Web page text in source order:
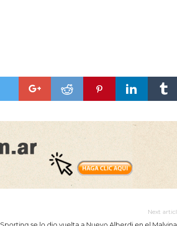
Next
Sporting se lo dio vuelta a Nuevo Alberdi en el